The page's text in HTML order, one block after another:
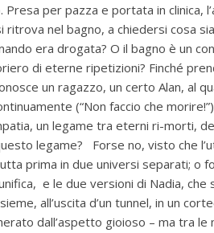
Presa per pazza e portata in clinica,
ritrova nel bagno, a chiedersi cosa
era drogata? O il bagno è un
di eterne ripetizioni? Finché
un ragazzo, un certo Alan, al
(“Non faccio che
un legame tra eterni ri-morti,
legame? Forse no, visto che
prima in due universi separati; o
e le due versioni di Nadia, che
all’uscita d’un tunnel, in un
dall’aspetto gioioso – ma tra le